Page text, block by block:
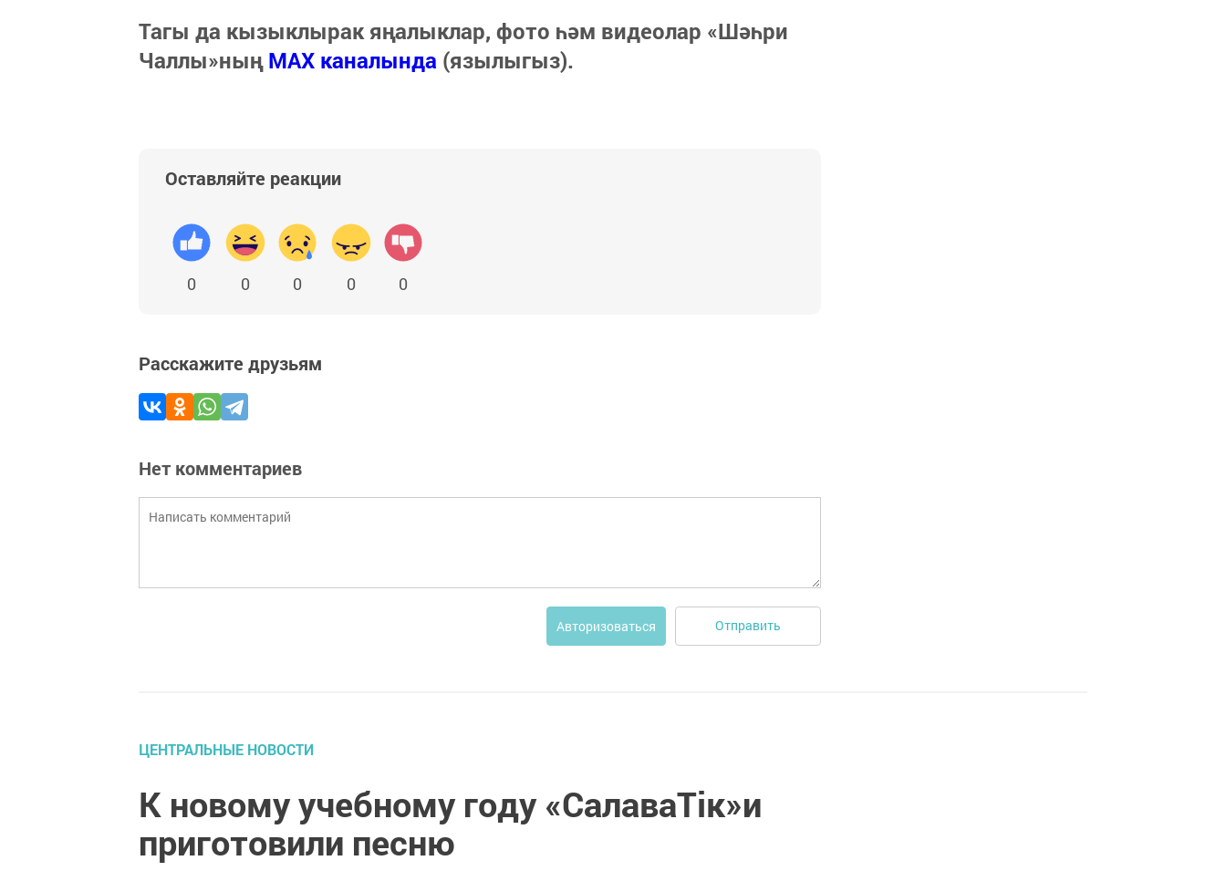
Тагы да кызыклырак яңалыклар, фото һәм видеолар «Шәһри
Чаллы»ныңMAX каналында (язылыгыз).
Оставляйте реакции
0 0 0 0 0
Расскажите друзьям
Нет комментариев
Авторизоваться Отправить
ЦЕНТРАЛЬНЫЕ НОВОСТИ
К новому учебному году «СалаваТік»и
приготовили песню